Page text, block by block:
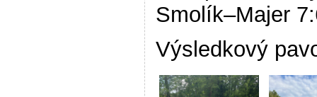
Smolík–Majer
Výsledkový